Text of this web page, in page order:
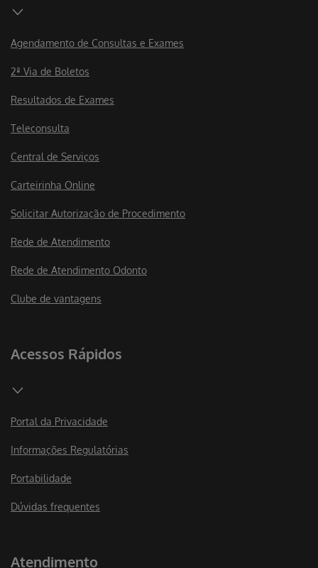
Agendamento de Consultas e Exames
2ª Via de Boletos
Resultados de Exames
Teleconsulta
Central de Serviços
Carteirinha Online
Solicitar Autorização de Procedimento
Rede de Atendimento
Rede de Atendimento Odonto
Clube de vantagens
Acessos Rápidos
Portal da Privacidade
Informações Regulatórias
Portabilidade
Dúvidas frequentes
Atendimento